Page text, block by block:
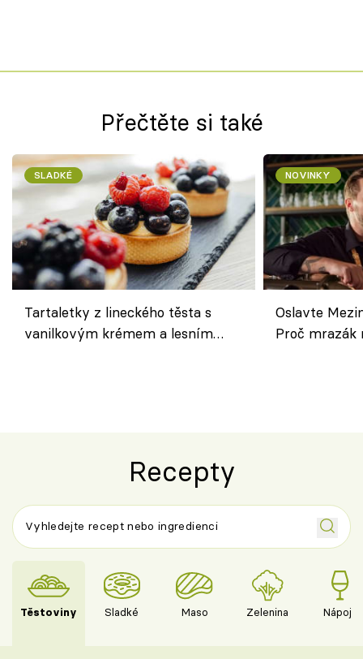
Přečtěte si také
SLADKÉ
Tartaletky z lineckého těsta s
vanilkovým krémem a lesním
NOVINKY
Oslavte
Proč
Recepty
Těstoviny Sladké Maso Zelenina Nápoje